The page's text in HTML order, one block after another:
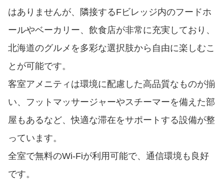
はありませんが、隣接するFビレッジ内のフードホ
ールやベーカリー、飲食店が非常に充実しており、
北海道のグルメを多彩な選択肢から自由に楽しむこ
とが可能です。
客室アメニティは環境に配慮した高品質なものが揃
い、フットマッサージャーやスチーマーを備えた部
屋もあるなど、快適な滞在をサポートする設備が整
っています。
全室で無料のWi-Fiが利用可能で、通信環境も良好
です。